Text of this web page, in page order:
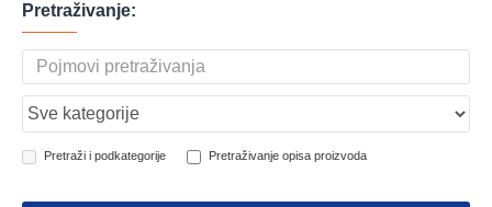
Pretraživanje:
Pretraži i podkategorije Pretraživanje opisa proizvoda